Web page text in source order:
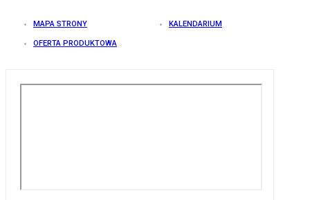
MAPA STRONY KALENDARIUM
OFERTA PRODUKTOWA